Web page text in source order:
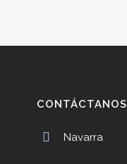
CONTÁCTANOS
Navarra